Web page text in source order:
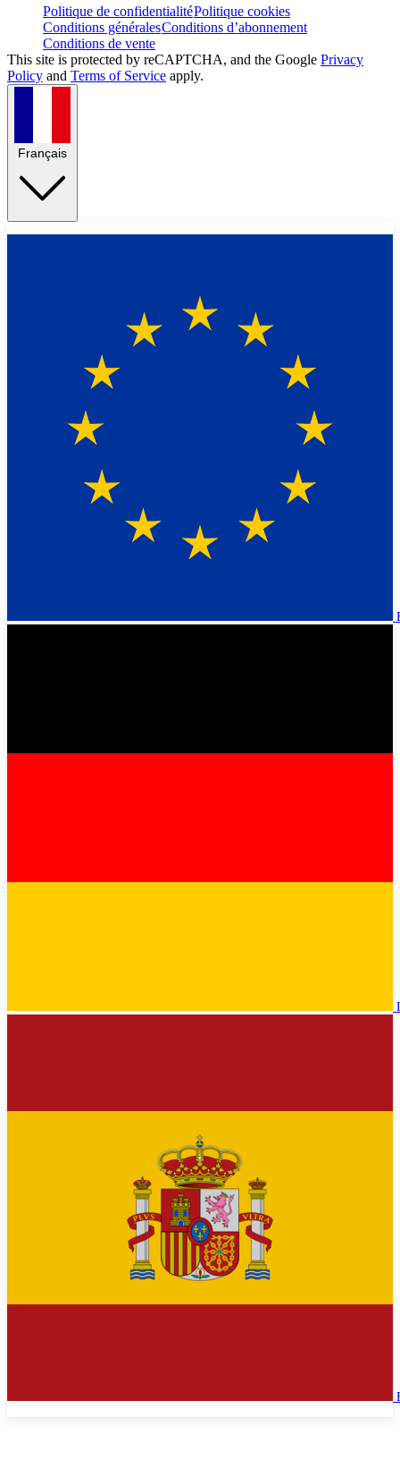
Politique de confidentialitéPolitique cookies
Conditions généralesConditions d’abonnement
Conditions de vente
This site is protected by reCAPTCHA, and the Google Privacy
Policy and Terms of Service apply.
Français